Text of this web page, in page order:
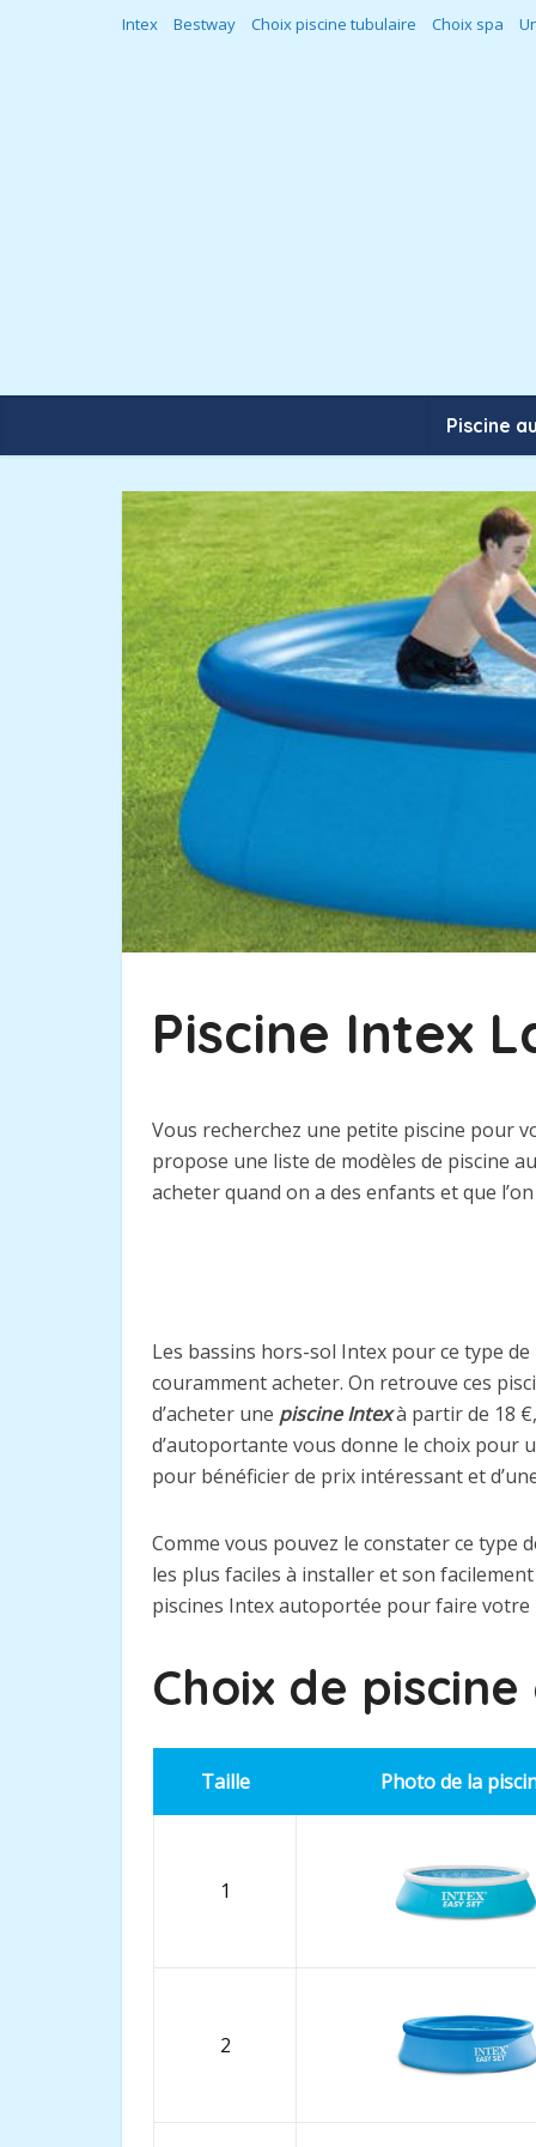
Intex Bestway Choix piscine tubulaire Choix spa
Piscine
Piscine Intex
Vous recherchez une petite piscine pour
propose une liste de modèles de piscine
acheter quand on a des enfants et que
Les bassins hors-sol Intex pour ce type
couramment acheter. On retrouve ces
d’acheter une piscine Intexà partir de 18
d’autoportante vous donne le choix pour
pour bénéficier de prix intéressant et
Comme vous pouvez le constater ce type
les plus faciles à installer et son
piscines Intex autoportée pour faire votre
Choix de
Taille Photo de la
1
2